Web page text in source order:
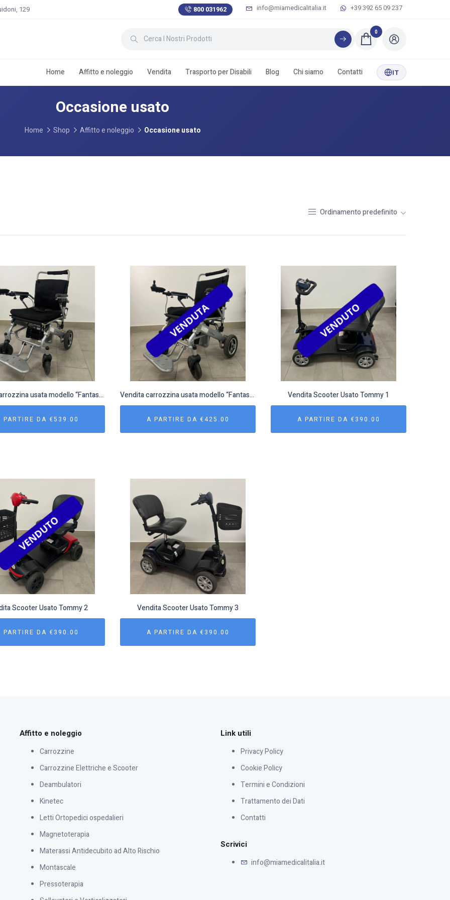
129 800 031962 info@miamedicalitalia.it +39 392 65 09 237
0
Home Affitto e noleggio Vendita Trasporto per Disabili Blog Chi siamo Contatti IT
Occasione usato
Home Shop Affitto e noleggio Occasione usato
Ordinamento predefinito
Vendita carrozzina usata modello “Fantastica” 2
PARTIRE DA €539.00
Vendita carrozzina usata modello “Fantastica” 3
A PARTIRE DA €425.00
Vendita Scooter Usato Tommy 1
A PARTIRE DA €390.00
Scooter Usato Tommy 2
PARTIRE DA €390.00
Vendita Scooter Usato Tommy 3
A PARTIRE DA €390.00
Affitto e noleggio
Carrozzine
Carrozzine Elettriche e Scooter
Deambulatori
Kinetec
Letti Ortopedici ospedalieri
Magnetoterapia
Materassi Antidecubito ad Alto Rischio
Montascale
Pressoterapia
Link utili
Privacy Policy
Cookie Policy
Termini e Condizioni
Trattamento dei Dati
Contatti
Scrivici
info@miamedicalitalia.it